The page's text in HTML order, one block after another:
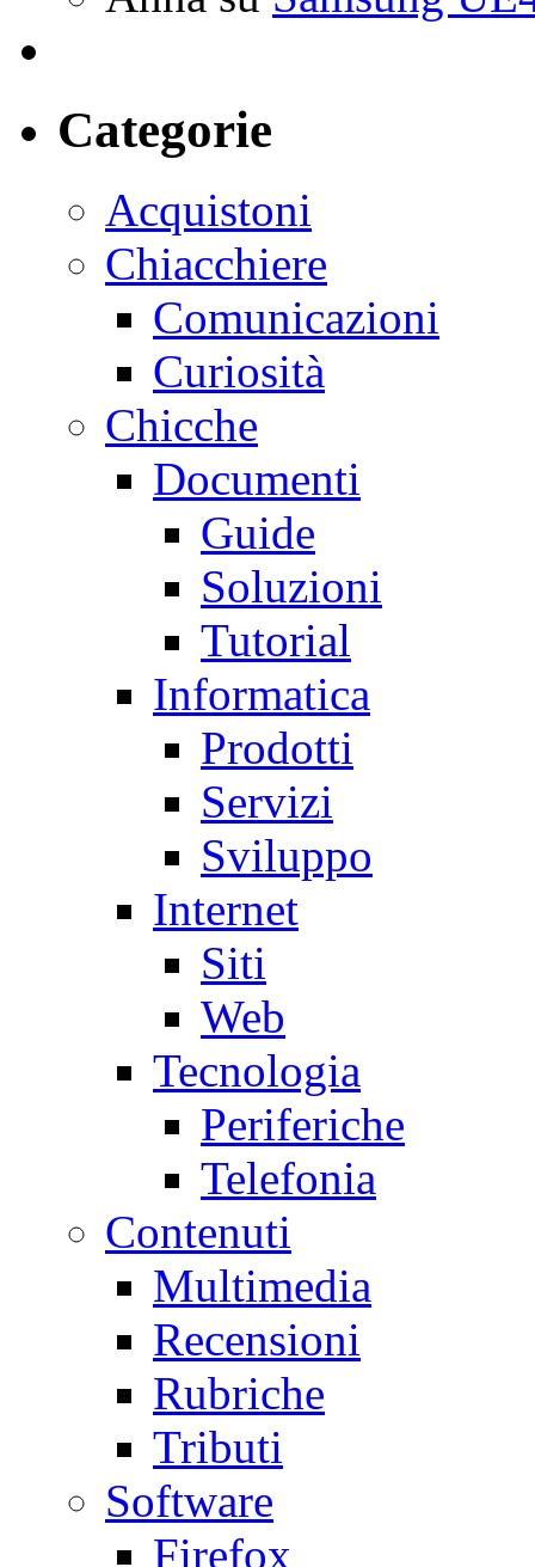
Categorie
Acquistoni
Chiacchiere
Comunicazioni
Curiosità
Chicche
Documenti
Guide
Soluzioni
Tutorial
Informatica
Prodotti
Servizi
Sviluppo
Internet
Siti
Web
Tecnologia
Periferiche
Telefonia
Contenuti
Multimedia
Recensioni
Rubriche
Tributi
Software
Firefox